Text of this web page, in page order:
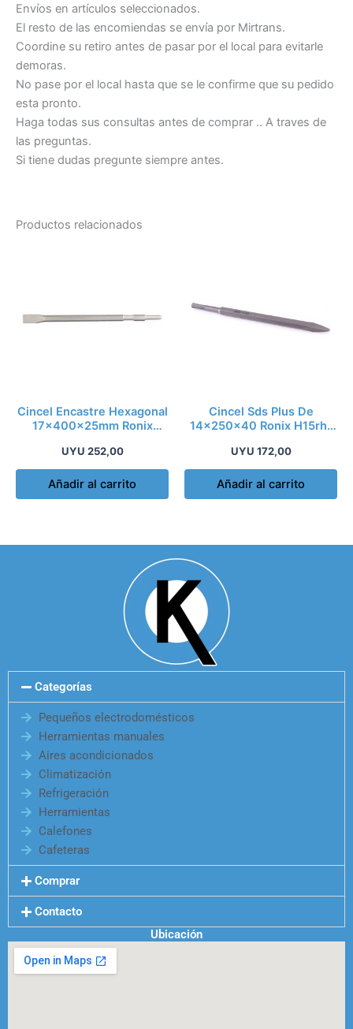
Envíos en artículos seleccionados.
El resto de las encomiendas se envía por Mirtrans.
Coordine su retiro antes de pasar por el local para evitarle
demoras.
No pase por el local hasta que se le confirme que su pedido
esta pronto.
Haga todas sus consultas antes de comprar .. A traves de
las preguntas.
Si tiene dudas pregunte siempre antes.
Productos relacionados
Cincel Encastre Hexagonal
17x400x25mm Ronix
UYU 252,00
Añadir al carrito
Cincel Sds Plus De
14x250x40 Ronix H15rh-
UYU 172,00
Añadir al carrito
Categorías
Pequeños electrodomésticos
Herramientas manuales
Aires acondicionados
Climatización
Refrigeración
Herramientas
Calefones
Cafeteras
Comprar
Contacto
Ubicación